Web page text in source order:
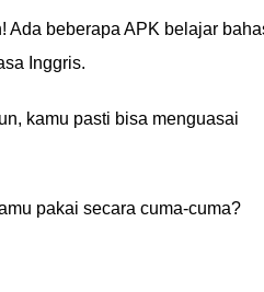
Ada beberapa APK belajar
Inggris.
kamu pasti bisa menguasai
pakai secara cuma-cuma?